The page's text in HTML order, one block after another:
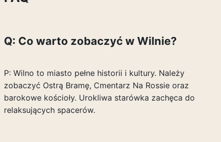
Q: Co warto zobaczyć w Wilnie?
P: Wilno to miasto pełne historii i kultury. Należy
zobaczyć Ostrą Bramę, Cmentarz Na Rossie oraz
barokowe kościoły. Urokliwa starówka zachęca do
relaksujących spacerów.